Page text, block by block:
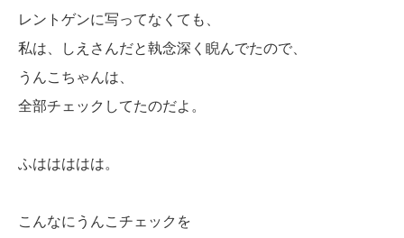
レントゲンに写ってなくても、
私は、しえさんだと執念深く睨んでたので、
うんこちゃんは、
全部チェックしてたのだよ。
ふははははは。
こんなにうんこチェックを